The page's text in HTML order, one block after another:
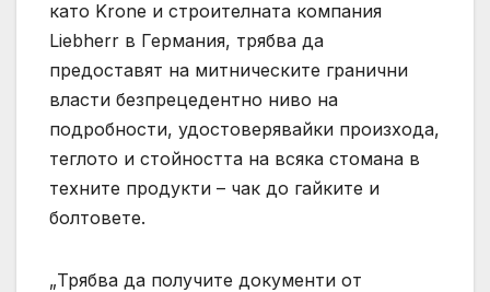
като Krone и строителната компания
Liebherr в Германия, трябва да
предоставят на митническите гранични
власти безпрецедентно ниво на
подробности, удостоверявайки произхода,
теглото и стойността на всяка стомана в
техните продукти – чак до гайките и
болтовете.
„Трябва да получите документи от